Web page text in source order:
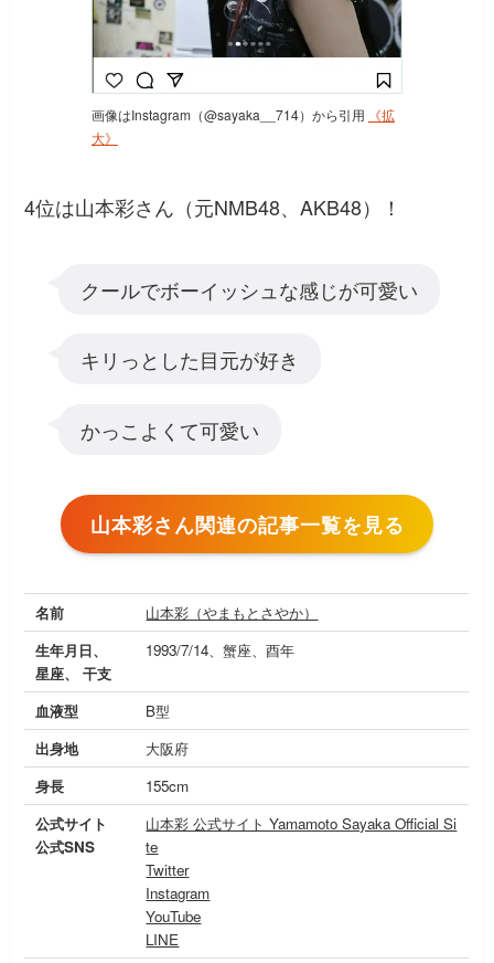
画像はInstagram（@sayaka__714）から引用
《拡
大》
4位は山本彩さん（元NMB48、AKB48）！
クールでボーイッシュな感じが可愛い
キリっとした目元が好き
かっこよくて可愛い
山本彩さん関連の記事一覧を見る
名前
山本彩（やまもとさやか）
生年月日、
星座、 干支
1993/7/14、蟹座、酉年
血液型
B型
出身地
大阪府
身長
155cm
公式サイト
公式SNS
山本彩 公式サイト Yamamoto Sayaka Official Si
te
Twitter
Instagram
YouTube
LINE